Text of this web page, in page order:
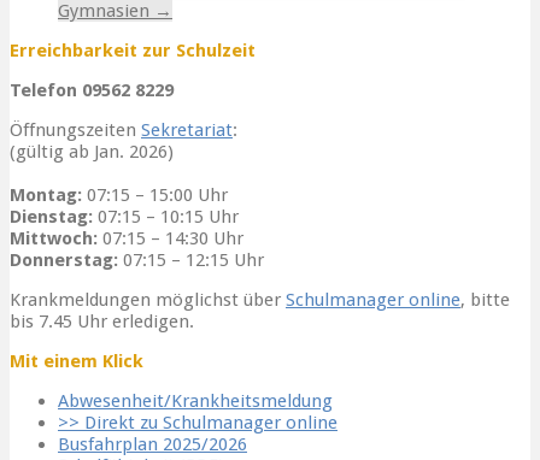
Gymnasien →
Erreichbarkeit zur Schulzeit
Telefon 09562 8229
Öffnungszeiten Sekretariat:
(gültig ab Jan. 2026)
Montag: 07:15 – 15:00 Uhr
Dienstag: 07:15 – 10:15 Uhr
Mittwoch: 07:15 – 14:30 Uhr
Donnerstag: 07:15 – 12:15 Uhr
Krankmeldungen möglichst über Schulmanager online, bitte
bis 7.45 Uhr erledigen.
Mit einem Klick
Abwesenheit/Krankheitsmeldung
>> Direkt zu Schulmanager online
Busfahrplan 2025/2026